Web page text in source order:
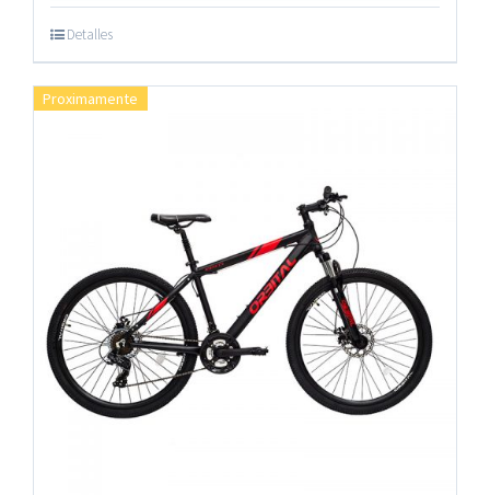
Detalles
Proximamente